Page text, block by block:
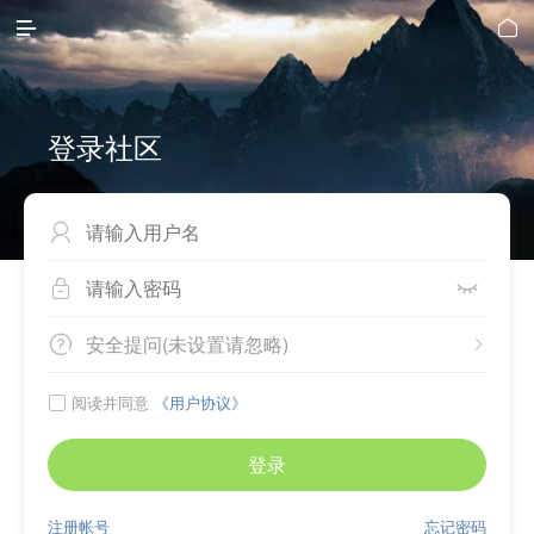
 
登录社区

 
 
安全提问(未设置请忽略)
 阅读并同意 《用户协议》
登录
忘记密码
注册帐号